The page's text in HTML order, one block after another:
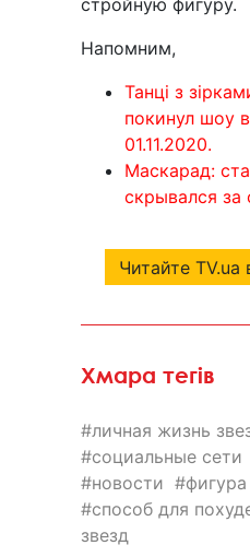
стройную фигуру.
Напомним,
Танці з
покинул шоу
01.11.2020.
Маскарад:
скрывался
Читайте TV.ua
Хмара тегів
личная жизнь
социальные сети
новости
фигура
способ для
звезд